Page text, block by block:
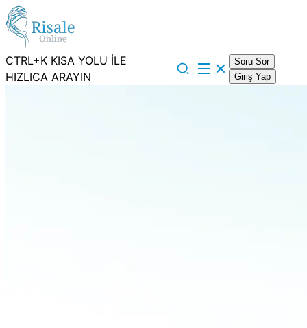
CTRL+K KISA YOLU İLE
HIZLICA ARAYIN
Soru Sor
Giriş Yap